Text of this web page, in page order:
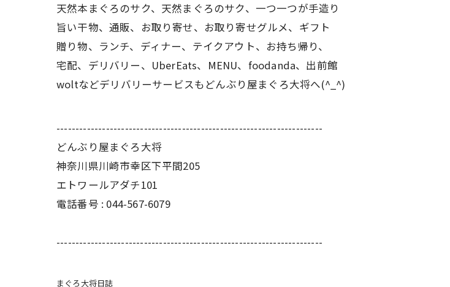
天然本まぐろのサク、天然まぐろのサク、一つ一つが手造り
旨い干物、通販、お取り寄せ、お取り寄せグルメ、ギフト
贈り物、ランチ、ディナー、テイクアウト、お持ち帰り、
宅配、デリバリー、UberEats、MENU、foodanda、出前館
woltなどデリバリーサービスもどんぶり屋まぐろ大将へ(^_^)
----------------------------------------------------------------------
どんぶり屋まぐろ大将
神奈川県川崎市幸区下平間205
エトワールアダチ101
電話番号 : 044-567-6079
----------------------------------------------------------------------
まぐろ大将日誌